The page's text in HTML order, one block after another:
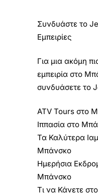
Συνδυάστε το
Εμπειρίες
Για μια ακόμη
εμπειρία στο
συνδυάσετε το
ATV Tours στο
Ιππασία στο
Τα Καλύτερα
Μπάνσκο
Ημερήσια
Μπάνσκο
Τι να Κάνετε